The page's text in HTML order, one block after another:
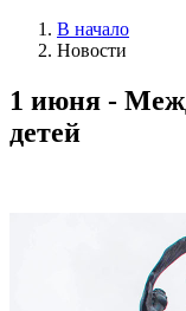
В начало
Новости
1 июня -
детей